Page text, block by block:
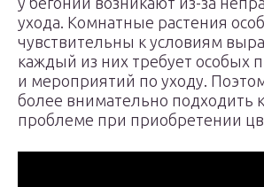
ухода. Комнатные растения
чувствительны к условиям
каждый из них требует особых
и мероприятий по уходу.
более внимательно подходить
проблеме при приобретении